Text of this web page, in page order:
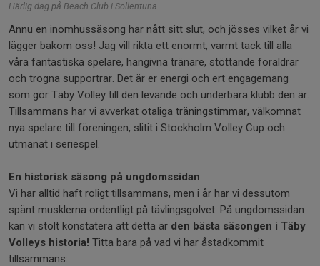
Härlig dag på Beach Club i Sollentuna
Ännu en inomhussäsong har nått sitt slut, och jösses vilket år vi
lägger bakom oss! Jag vill rikta ett enormt, varmt tack till alla
våra fantastiska spelare, hängivna tränare, stöttande föräldrar
och trogna supportrar. Det är er energi och ert engagemang
som gör Täby Volley till den levande och underbara klubb den är.
Tillsammans har vi avverkat otaliga träningstimmar, välkomnat
nya spelare till föreningen, slitit i Stockholm Volley Cup och
utmanat i seriespel.
En historisk säsong på ungdomssidan
Vi har alltid haft roligt tillsammans, men i år har vi dessutom
spänt musklerna ordentligt på tävlingsgolvet. På ungdomssidan
kan vi stolt konstatera att detta är den bästa säsongen i Täby
Volleys historia! Titta bara på vad vi har åstadkommit
tillsammans: